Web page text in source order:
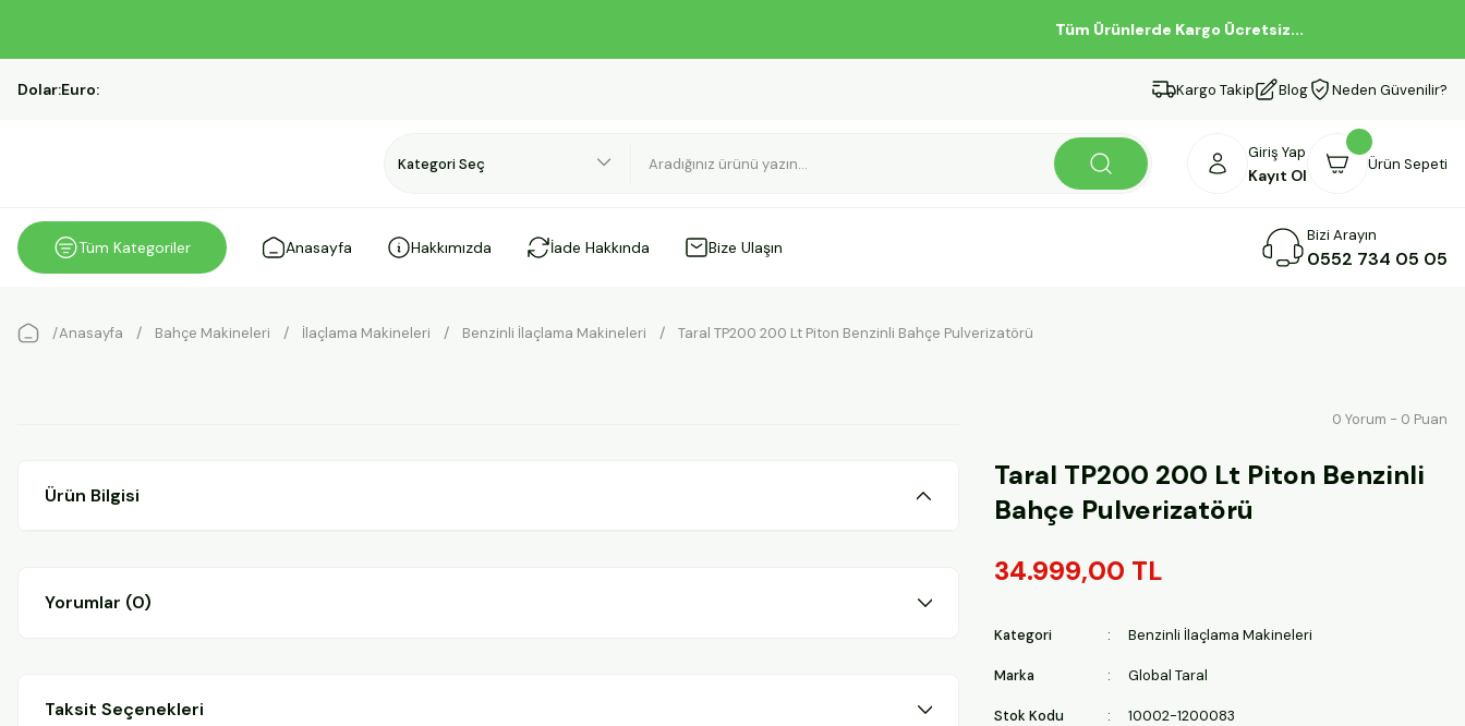
Tüm Ürünlerde Kargo Ücretsiz...
Dolar:Euro: Kargo Takip Blog Neden Güvenilir?
Giriş Yap
Kayıt Ol
Ürün Sepeti
Tüm Kategoriler Anasayfa Hakkımızda İade Hakkında Bize Ulaşın
Bizi Arayın
0552 734 05 05
Anasayfa Bahçe Makineleri İlaçlama Makineleri Benzinli İlaçlama Makineleri Taral TP200 200 Lt Piton Benzinli Bahçe Pulverizatörü
Ürün Bilgisi
Yorumlar (0)
Taksit Seçenekleri
0 Yorum - 0 Puan
Taral TP200 200 Lt Piton Benzinli
Bahçe Pulverizatörü
34.999,00 TL
Kategori Benzinli İlaçlama Makineleri
Marka Global Taral
Stok Kodu 10002-1200083